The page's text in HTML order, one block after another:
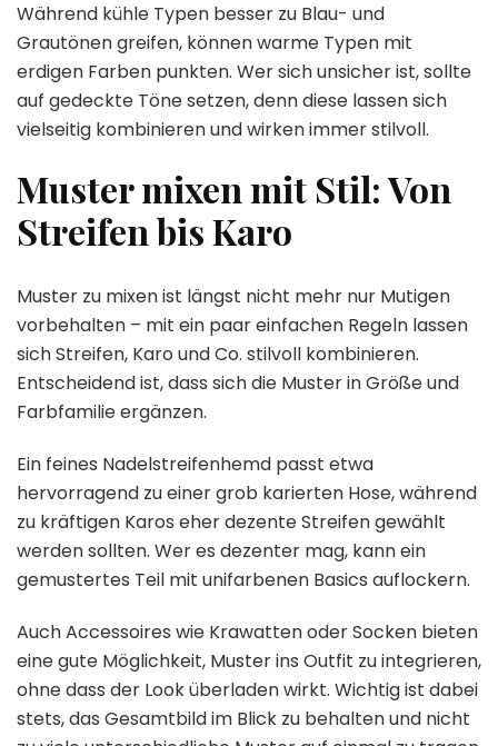
Während kühle Typen besser zu Blau- und
Grautönen greifen, können warme Typen mit
erdigen Farben punkten. Wer sich unsicher ist, sollte
auf gedeckte Töne setzen, denn diese lassen sich
vielseitig kombinieren und wirken immer stilvoll.
Muster mixen mit Stil: Von
Streifen bis Karo
Muster zu mixen ist längst nicht mehr nur Mutigen
vorbehalten – mit ein paar einfachen Regeln lassen
sich Streifen, Karo und Co. stilvoll kombinieren.
Entscheidend ist, dass sich die Muster in Größe und
Farbfamilie ergänzen.
Ein feines Nadelstreifenhemd passt etwa
hervorragend zu einer grob karierten Hose, während
zu kräftigen Karos eher dezente Streifen gewählt
werden sollten. Wer es dezenter mag, kann ein
gemustertes Teil mit unifarbenen Basics auflockern.
Auch Accessoires wie Krawatten oder Socken bieten
eine gute Möglichkeit, Muster ins Outfit zu integrieren,
ohne dass der Look überladen wirkt. Wichtig ist dabei
stets, das Gesamtbild im Blick zu behalten und nicht